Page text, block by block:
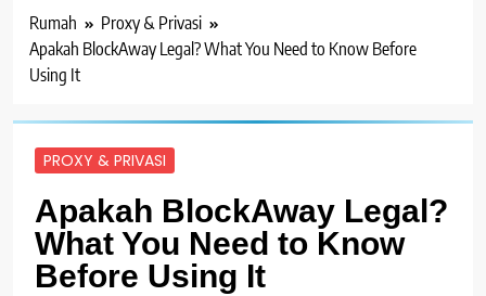
Rumah
Proxy & Privasi
Apakah BlockAway Legal? What You Need to Know Before
Using It
PROXY & PRIVASI
Apakah BlockAway Legal?
What You Need to Know
Before Using It